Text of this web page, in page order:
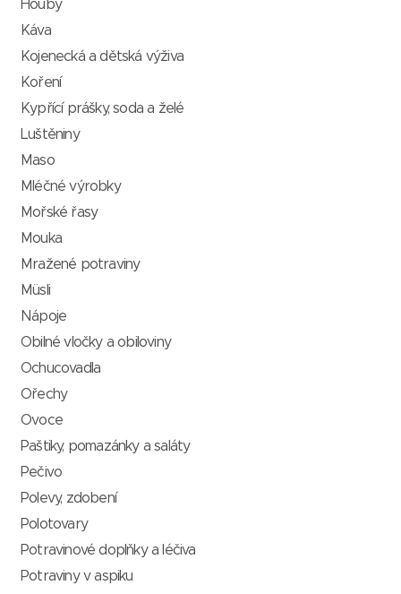
Houby
Káva
Kojenecká a dětská výživa
Koření
Kypřící prášky, soda a želé
Luštěniny
Maso
Mléčné výrobky
Mořské řasy
Mouka
Mražené potraviny
Müsli
Nápoje
Obilné vločky a obiloviny
Ochucovadla
Ořechy
Ovoce
Paštiky, pomazánky a saláty
Pečivo
Polevy, zdobení
Polotovary
Potravinové doplňky a léčiva
Potraviny v aspiku